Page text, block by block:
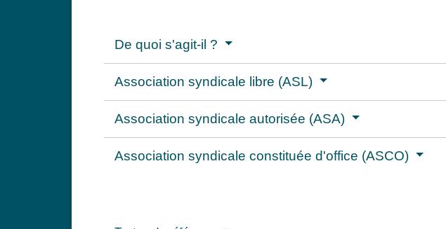
De quoi s'agit-il ?
Association syndicale libre (ASL)
Association syndicale autorisée (ASA)
Association syndicale constituée d'office (ASCO)